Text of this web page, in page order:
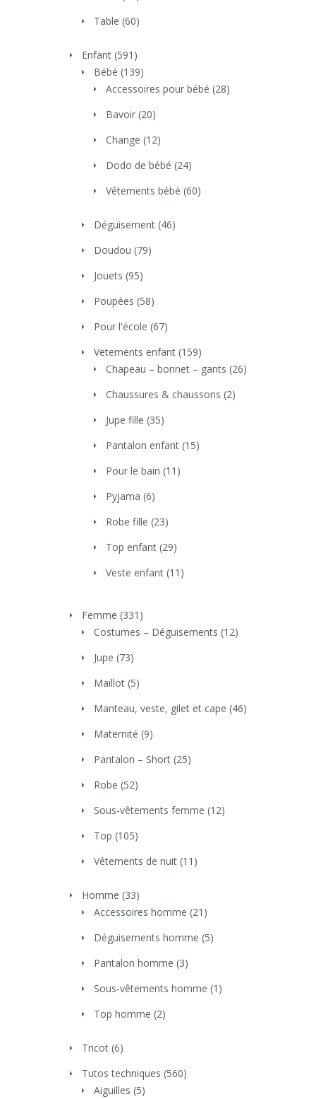
Table (60)
Enfant (591)
Bébé (139)
Accessoires pour bébé (28)
Bavoir (20)
Change (12)
Dodo de bébé (24)
Vêtements bébé (60)
Déguisement (46)
Doudou (79)
Jouets (95)
Poupées (58)
Pour l'école (67)
Vetements enfant (159)
Chapeau – bonnet – gants (26)
Chaussures & chaussons (2)
Jupe fille (35)
Pantalon enfant (15)
Pour le bain (11)
Pyjama (6)
Robe fille (23)
Top enfant (29)
Veste enfant (11)
Femme (331)
Costumes – Déguisements (12)
Jupe (73)
Maillot (5)
Manteau, veste, gilet et cape (46)
Maternité (9)
Pantalon – Short (25)
Robe (52)
Sous-vêtements femme (12)
Top (105)
Vêtements de nuit (11)
Homme (33)
Accessoires homme (21)
Déguisements homme (5)
Pantalon homme (3)
Sous-vêtements homme (1)
Top homme (2)
Tricot (6)
Tutos techniques (560)
Aiguilles (5)